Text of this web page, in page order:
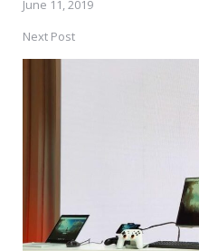
June 11, 2019
Next Post